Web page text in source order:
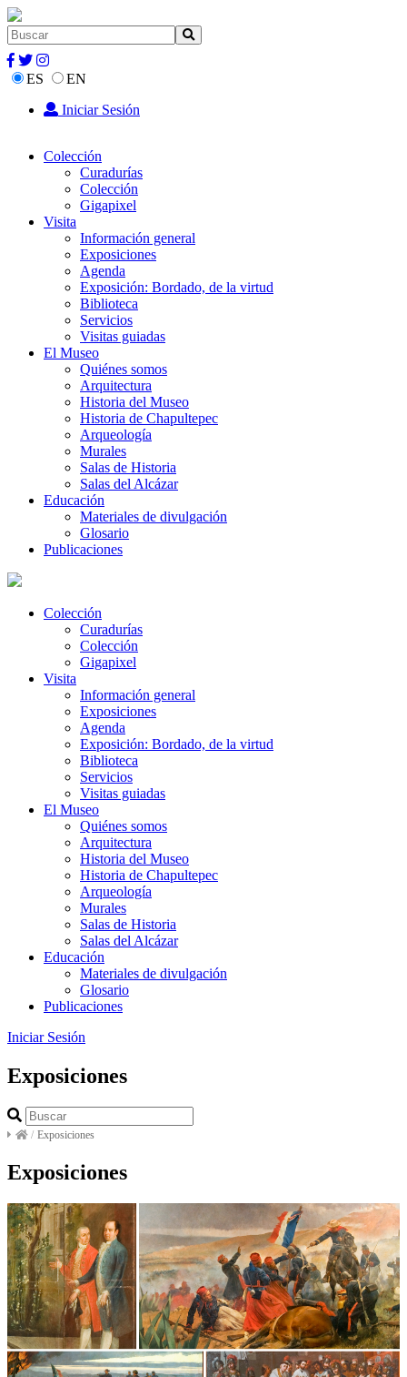
ES
EN
Iniciar Sesión
Colección
Curadurías
Colección
Gigapixel
Visita
Información general
Exposiciones
Agenda
Exposición: Bordado, de la virtud
Biblioteca
Servicios
Visitas guiadas
El Museo
Quiénes somos
Arquitectura
Historia del Museo
Historia de Chapultepec
Arqueología
Murales
Salas de Historia
Salas del Alcázar
Educación
Materiales de divulgación
Glosario
Publicaciones
Colección
Curadurías
Colección
Gigapixel
Visita
Información general
Exposiciones
Agenda
Exposición: Bordado, de la virtud
Biblioteca
Servicios
Visitas guiadas
El Museo
Quiénes somos
Arquitectura
Historia del Museo
Historia de Chapultepec
Arqueología
Murales
Salas de Historia
Salas del Alcázar
Educación
Materiales de divulgación
Glosario
Publicaciones
Iniciar Sesión
Exposiciones
/ Exposiciones
Exposiciones